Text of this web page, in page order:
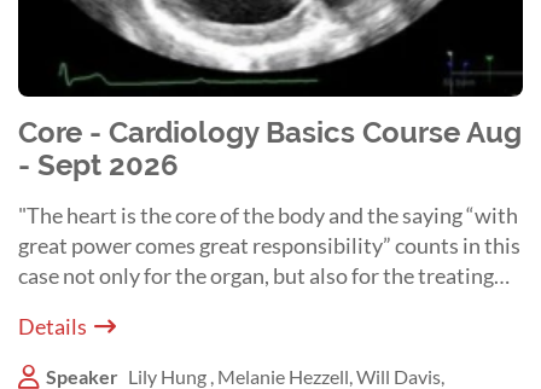
Core - Cardiology Basics Course Aug
- Sept 2026
"The heart is the core of the body and the saying “with
great power comes great responsibility” counts in this
case not only for the organ, but also for the treating
Details
Speaker Lily Hung , Melanie Hezzell, Will Davis,